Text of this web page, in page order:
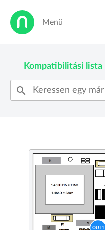
Menü
Kompatibilitási lista
search